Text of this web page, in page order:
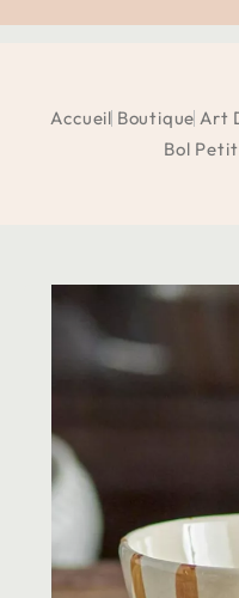
Accueil Boutique Art
Bol